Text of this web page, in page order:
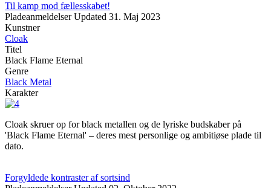
Til kamp mod fællesskabet!
Pladeanmeldelser Updated 31. Maj 2023
Kunstner
Cloak
Titel
Black Flame Eternal
Genre
Black Metal
Karakter
Cloak skruer op for black metallen og de lyriske budskaber på
'Black Flame Eternal' – deres mest personlige og ambitiøse plade til
dato.
Forgyldede kontraster af sortsind